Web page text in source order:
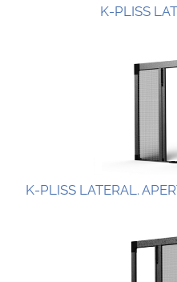
K-PLISS
K-PLISS LATERAL.